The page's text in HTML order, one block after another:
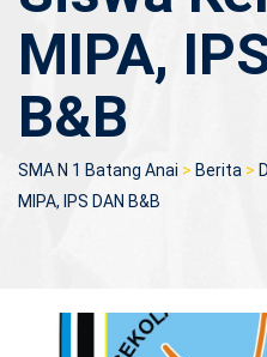
MIPA,
B&B
SMA N 1 Batang Anai > Berita >
MIPA, IPS DAN B&B